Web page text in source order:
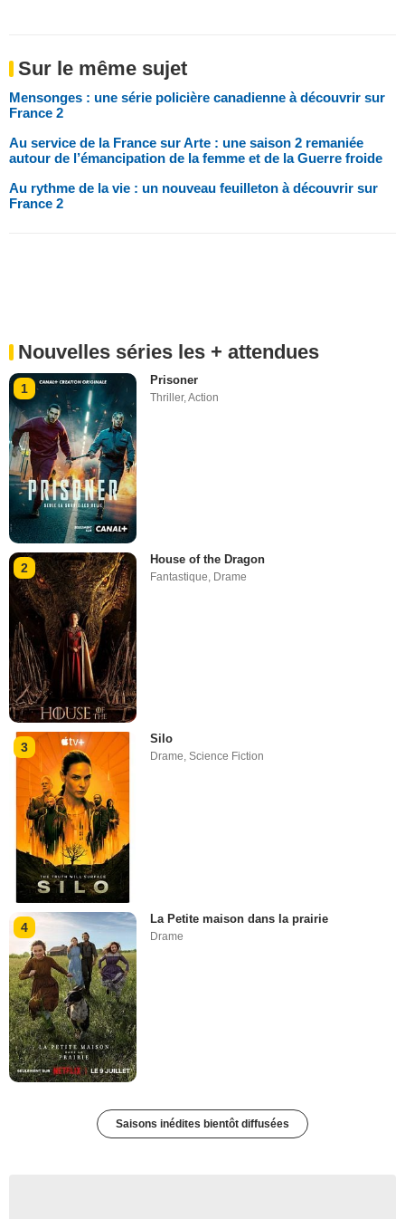
Sur le même sujet
Mensonges : une série policière canadienne à découvrir sur
France 2
Au service de la France sur Arte : une saison 2 remaniée
autour de l’émancipation de la femme et de la Guerre froide
Au rythme de la vie : un nouveau feuilleton à découvrir sur
France 2
Nouvelles séries les + attendues
1
Prisoner
Thriller,Action
2
House of the Dragon
Fantastique, Drame
3
Silo
Drame,Science Fiction
4
La Petite maison dans la prairie
Drame
Saisons inédites bientôt diffusées